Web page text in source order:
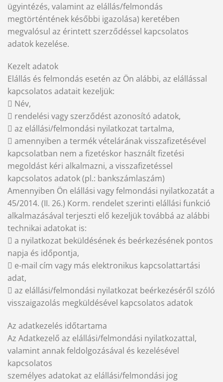
ügyintézés, valamint az elállás/felmondás
megtörténtének későbbi igazolása) keretében
megvalósul az érintett szerződéssel kapcsolatos
adatok kezelése.
Kezelt adatok
Elállás és felmondás esetén az Ön alábbi, az elállással
kapcsolatos adatait kezeljük:
 Név,
 rendelési vagy szerződést azonosító adatok,
 az elállási/felmondási nyilatkozat tartalma,
 amennyiben a termék vételárának visszafizetésével
kapcsolatban nem a fizetéskor használt fizetési
megoldást kéri alkalmazni, a visszafizetéssel
kapcsolatos adatok (pl.: bankszámlaszám)
Amennyiben Ön elállási vagy felmondási nyilatkozatát a
45/2014. (II. 26.) Korm. rendelet szerinti elállási funkció
alkalmazásával terjeszti elő kezeljük továbbá az alábbi
technikai adatokat is:
 a nyilatkozat beküldésének és beérkezésének pontos
napja és időpontja,
 e-mail cím vagy más elektronikus kapcsolattartási
adat,
 az elállási/felmondási nyilatkozat beérkezéséről szóló
visszaigazolás megküldésével kapcsolatos adatok
Az adatkezelés időtartama
Az Adatkezelő az elállási/felmondási nyilatkozattal,
valamint annak feldolgozásával és kezelésével
kapcsolatos
személyes adatokat az elállási/felmondási jog